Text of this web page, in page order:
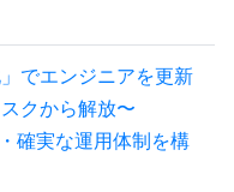
でエンジニアを更新
クから解放〜
確実な運用体制を構